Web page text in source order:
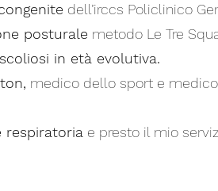
dell’irccs Policlinico
posturale metodo Le Tre
scoliosi in età evolutiva.
medico dello sport e medico
respiratoria e presto il mio